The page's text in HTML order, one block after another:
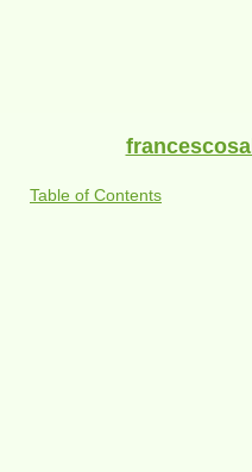
Table of Contents